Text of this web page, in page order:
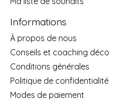
Informations
À propos de nous
Conseils et coaching déco
Conditions générales
Politique de confidentialité
Modes de paiement